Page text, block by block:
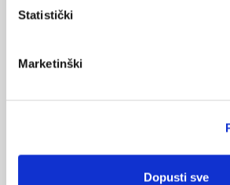
Statistički
Marketinški
Dopusti sve
Reparacija i regeneracija koštanog tkiva